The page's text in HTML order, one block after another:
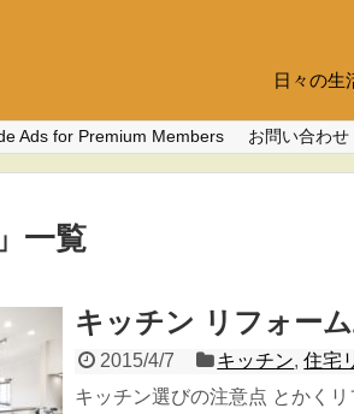
日々の生
Ads for Premium Members お問い合わせ
一覧
キッチン リフォー
2015/4/7 キッチン,住宅
キッチン選びの注意点 とかく